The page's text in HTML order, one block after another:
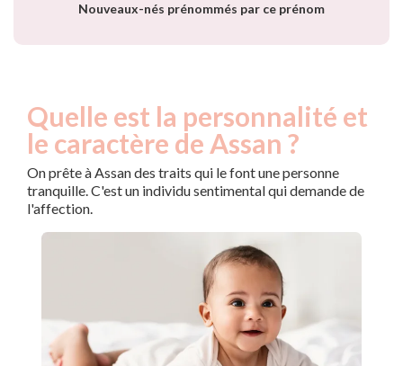
Nouveaux-nés prénommés par ce prénom
Quelle est la personnalité et
le caractère de Assan ?
On prête à Assan des traits qui le font une personne
tranquille. C'est un individu sentimental qui demande de
l'affection.